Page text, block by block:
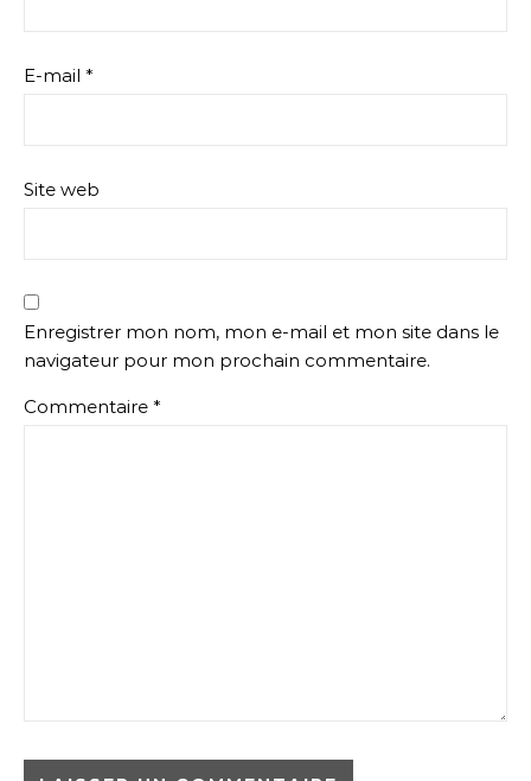
E-mail *
Site web
Enregistrer mon nom, mon e-mail et mon site dans le
navigateur pour mon prochain commentaire.
Commentaire *